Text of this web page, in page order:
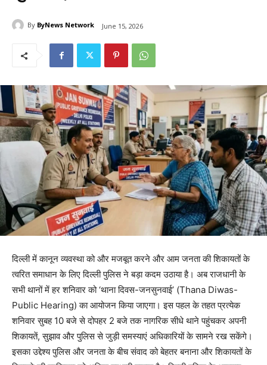
By ByNews Network June 15, 2026
दिल्ली में कानून व्यवस्था को और मजबूत करने और आम जनता की शिकायतों के
त्वरित समाधान के लिए दिल्ली पुलिस ने बड़ा कदम उठाया है। अब राजधानी के
सभी थानों में हर शनिवार को ‘थाना दिवस-जनसुनवाई’ (Thana Diwas-
Public Hearing) का आयोजन किया जाएगा। इस पहल के तहत प्रत्येक
शनिवार सुबह 10 बजे से दोपहर 2 बजे तक नागरिक सीधे थाने पहुंचकर अपनी
शिकायतें, सुझाव और पुलिस से जुड़ी समस्याएं अधिकारियों के सामने रख सकेंगे।
इसका उद्देश्य पुलिस और जनता के बीच संवाद को बेहतर बनाना और शिकायतों के